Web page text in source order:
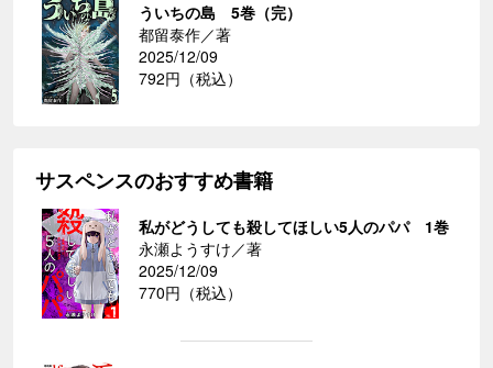
ういちの島 5巻（完）
都留泰作／著
2025/12/09
792円（税込）
サスペンスのおすすめ書籍
私がどうしても殺してほしい5人のパパ 1巻
永瀬ようすけ／著
2025/12/09
770円（税込）